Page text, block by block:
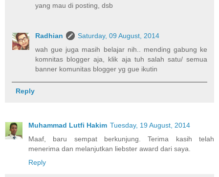
yang mau di posting, dsb
Radhian
Saturday, 09 August, 2014
wah gue juga masih belajar nih.. mending gabung ke
komnitas blogger aja, klik aja tuh salah satu/ semua
banner komunitas blogger yg gue ikutin
Reply
Muhammad Lutfi Hakim Tuesday, 19 August, 2014
Maaf, baru sempat berkunjung. Terima kasih telah
menerima dan melanjutkan liebster award dari saya.
Reply